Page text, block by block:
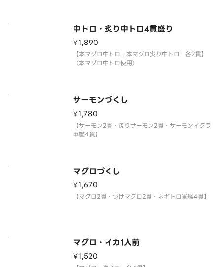
中トロ・炙り中トロ4貫盛り
¥1,890
【本マグロ中トロ・本マグロ炙り中トロ 各2貫】
〈本マグロ中トロ使用〉
サーモンづくし
¥1,780
【サーモン2貫・炙りサーモン2貫・サーモンイクラ
軍艦4貫】
マグロづくし
¥1,670
【マグロ2貫・づけマグロ2貫・ネギトロ軍艦4貫】
マグロ・イカ1人前
¥1,520